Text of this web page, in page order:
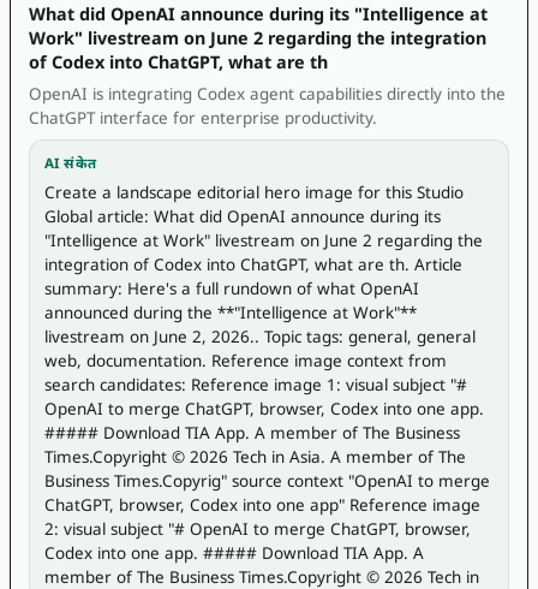
What did OpenAI announce during its "Intelligence at
Work" livestream on June 2 regarding the integration
of Codex into ChatGPT, what are th
OpenAI is integrating Codex agent capabilities directly into the
ChatGPT interface for enterprise productivity.
AI संकेत
Create a landscape editorial hero image for this Studio
Global article: What did OpenAI announce during its
"Intelligence at Work" livestream on June 2 regarding the
integration of Codex into ChatGPT, what are th. Article
summary: Here's a full rundown of what OpenAI
announced during the **"Intelligence at Work"**
livestream on June 2, 2026.. Topic tags: general, general
web, documentation. Reference image context from
search candidates: Reference image 1: visual subject "#
OpenAI to merge ChatGPT, browser, Codex into one app.
##### Download TIA App. A member of The Business
Times.Copyright © 2026 Tech in Asia. A member of The
Business Times.Copyrig" source context "OpenAI to merge
ChatGPT, browser, Codex into one app" Reference image
2: visual subject "# OpenAI to merge ChatGPT, browser,
Codex into one app. ##### Download TIA App. A
member of The Business Times.Copyright © 2026 Tech in